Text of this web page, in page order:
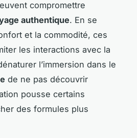
compromettre
authentique. En se
et la commodité, ces
les interactions avec la
l’immersion dans le
de ne pas découvrir
pousse certains
des formules plus